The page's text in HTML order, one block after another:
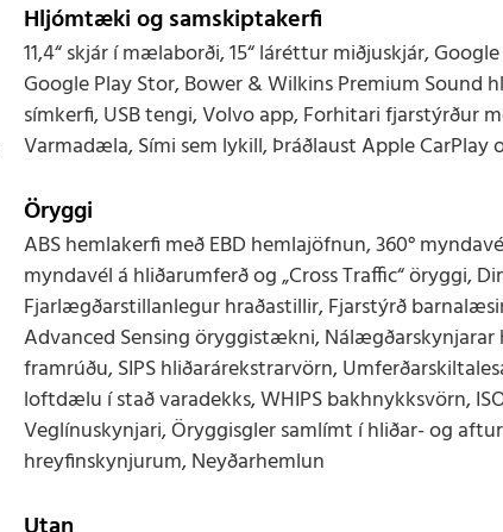
Hljómtæki og samskiptakerfi
11,4“ skjár í mælaborði, 15“ láréttur miðjuskjár,
Google Play Stor, Bower & Wilkins Premium Sound
símkerfi, USB tengi, Volvo app, Forhitari fjarstýrður
Varmadæla, Sími sem lykill, Þráðlaust Apple CarPlay
Öryggi
ABS hemlakerfi með EBD hemlajöfnun, 360°
myndavél á hliðarumferð og „Cross Traffic“ öryggi,
Fjarlægðarstillanlegur hraðastillir, Fjarstýrð
Advanced Sensing öryggistækni, Nálægðarskynjarar
framrúðu, SIPS hliðarárekstrarvörn,
loftdælu í stað varadekks, WHIPS bakhnykksvörn,
Veglínuskynjari, Öryggisgler samlímt í hliðar- og
hreyfinskynjurum, Neyðarhemlun